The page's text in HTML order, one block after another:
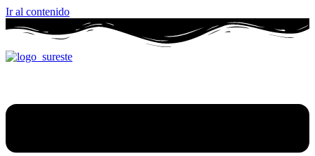
Ir al contenido